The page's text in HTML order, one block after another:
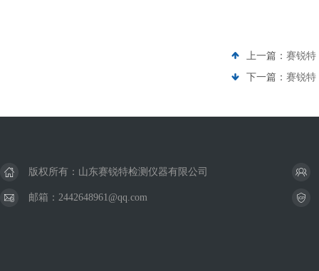
上一篇： 赛锐特
下一篇： 赛锐特
版权所有：山东赛锐特检测仪器有限公司
邮箱：2442648961@qq.com